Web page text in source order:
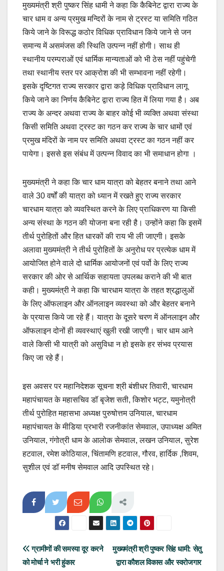
मुख्यमंत्री श्री पुष्कर सिंह धामी ने कहा कि कैबिनेट द्वारा राज्य के
चार धाम व अन्य प्रमुख मन्दिरों के नाम से ट्रस्ट या समिति गठित
किये जाने के विरूद्ध कठोर विधिक प्राविधान किये जाने से जन
समान्य में असमंजस की स्थिति उत्पन्न नहीं होगी। साथ ही
स्थानीय परम्पराओं एवं धार्मिक मान्यताओं को भी ठेस नहीं पहुंचेगी
तथा स्थानीय स्तर पर आक्रोश की भी सम्भावना नहीं रहेगी।
इसके दृष्टिगत राज्य सरकार द्वारा कड़े विधिक प्राविधान लागू
किये जाने का निर्णय कैबिनेट द्वारा राज्य हित में लिया गया है। अब
राज्य के अन्दर अथवा राज्य के बाहर कोई भी व्यक्ति अथवा संस्था
किसी समिति अथवा ट्रस्ट का गठन कर राज्य के चार धामों एवं
प्रमुख मंदिरों के नाम पर समिति अथवा ट्रस्ट का गठन नहीं कर
पायेगा। इससे इस संबंध में उत्पन्न विवाद का भी समाधान होगा ।
मुख्यमंत्री ने कहा कि चार धाम यात्रा को बेहतर बनाने तथा आने
वाले 30 वर्षों की यात्रा को ध्यान में रखते हुए राज्य सरकार
चारधाम यात्रा को व्यवस्थित करने के लिए प्राधिकरण या किसी
अन्य संस्था के गठन की योजना बना रही है। उन्होंने कहा कि इसमें
तीर्थ पुरोहितों और हित धारकों की राय भी ली जाएगी। इसके
अलावा मुख्यमंत्री ने तीर्थ पुरोहितों के अनुरोध पर प्रत्येक धाम में
आयोजित होने वाले दो धार्मिक आयोजनों एवं पर्वो के लिए राज्य
सरकार की ओर से आर्थिक सहायता उपलब्ध कराने की भी बात
कही। मुख्यमंत्री ने कहा कि चारधाम यात्रा के तहत श्रद्धालुओं
के लिए ऑफलाइन और ऑनलाइन व्यवस्था को और बेहतर बनाने
के प्रयास किये जा रहे हैं। यात्रा के दूसरे चरण में ऑनलाइन और
ऑफलाइन दोनों ही व्यवस्थाएं खुली रखी जाएगी। चार धाम आने
वाले किसी भी यात्री को असुविधा न हो इसके हर संभव प्रयास
किए जा रहे हैं।
इस अवसर पर महानिदेशक सूचना श्री बंशीधर तिवारी, चारधाम
महापंचायत के महासचिव डॉ बृजेश सती, किशोर भट्ट, यमुनोत्री
तीर्थ पुरोहित महासभा अध्यक्ष पुरुषोत्तम उनियाल, चारधाम
महापंचायत के मीडिया प्रभारी रजनीकांत सेमवाल, उपाध्यक्ष अमित
उनियाल, गंगोत्री धाम के आलोक सेमवाल, लखन उनियाल, सुरेश
हटवाल, रमेश कोठियाल, चिंतामणि हटवाल, गौरव, हार्दिक ,शिवम,
सुशील एवं डॉ मनीष सेमवाल आदि उपस्थित रहे।
Post
मुख्यमंत्री श्री पुष्कर सिंह धामी: सेतु
द्वारा कौशल विकास और स्वरोजगार
ग्रामीणों की समस्या दूर करने
को मोर्चा ने भरी हुंकार